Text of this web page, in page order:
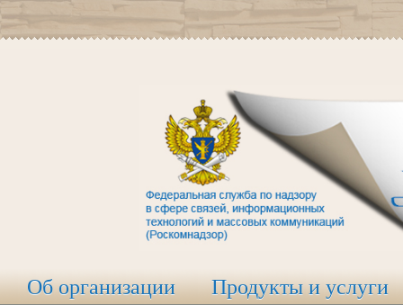
Об организации Продукты и услуги